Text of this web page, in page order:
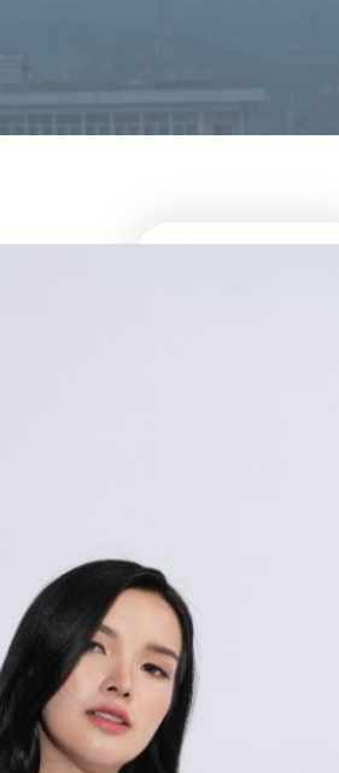
MEDIA INFOMRASI
KAMPUS DAN UJIAN